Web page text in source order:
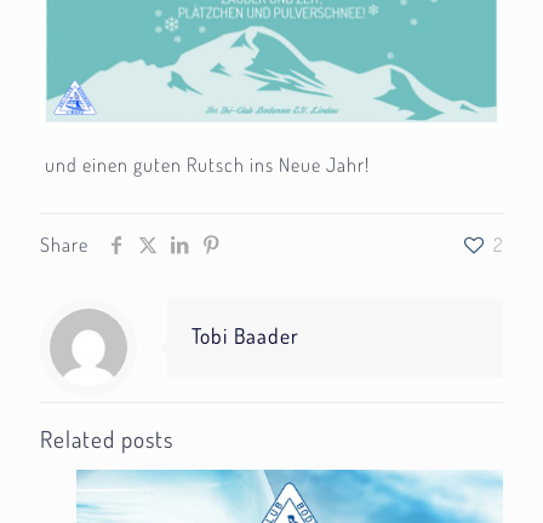
und einen guten Rutsch ins Neue Jahr!
Share 2
Tobi Baader
Related posts